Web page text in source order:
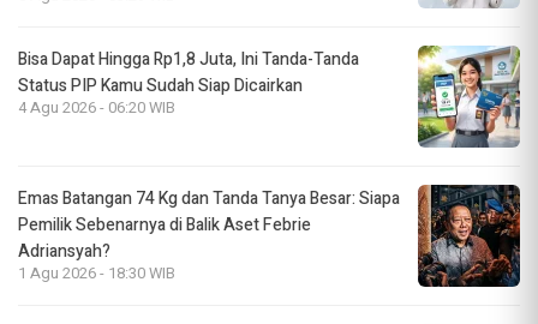
Bisa Dapat Hingga Rp1,8 Juta, Ini Tanda-Tanda
Status PIP Kamu Sudah Siap Dicairkan
4 Agu 2026 - 06:20 WIB
Emas Batangan 74 Kg dan Tanda Tanya Besar: Siapa
Pemilik Sebenarnya di Balik Aset Febrie
Adriansyah?
1 Agu 2026 - 18:30 WIB